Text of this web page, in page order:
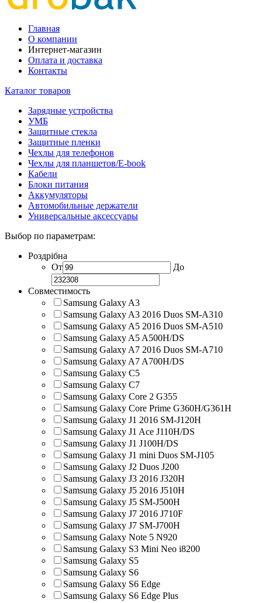
Главная
О компании
Интернет-магазин
Оплата и доставка
Контакты
Каталог товаров
Зарядные устройства
УМБ
Защитные стекла
Защитные пленки
Чехлы для телефонов
Чехлы для планшетов/E-book
Кабели
Блоки питания
Аккумуляторы
Автомобильные держатели
Универсальные аксессуары
Выбор по параметрам:
Роздрібна
От
До
Совместимость
Samsung Galaxy A3
Samsung Galaxy A3 2016 Duos SM-A310
Samsung Galaxy A5 2016 Duos SM-A510
Samsung Galaxy A5 A500H/DS
Samsung Galaxy A7 2016 Duos SM-A710
Samsung Galaxy A7 A700H/DS
Samsung Galaxy C5
Samsung Galaxy C7
Samsung Galaxy Core 2 G355
Samsung Galaxy Core Prime G360H/G361H
Samsung Galaxy J1 2016 SM-J120H
Samsung Galaxy J1 Ace J110H/DS
Samsung Galaxy J1 J100H/DS
Samsung Galaxy J1 mini Duos SM-J105
Samsung Galaxy J2 Duos J200
Samsung Galaxy J3 2016 J320H
Samsung Galaxy J5 2016 J510H
Samsung Galaxy J5 SM-J500H
Samsung Galaxy J7 2016 J710F
Samsung Galaxy J7 SM-J700H
Samsung Galaxy Note 5 N920
Samsung Galaxy S3 Mini Neo i8200
Samsung Galaxy S5
Samsung Galaxy S6
Samsung Galaxy S6 Edge
Samsung Galaxy S6 Edge Plus